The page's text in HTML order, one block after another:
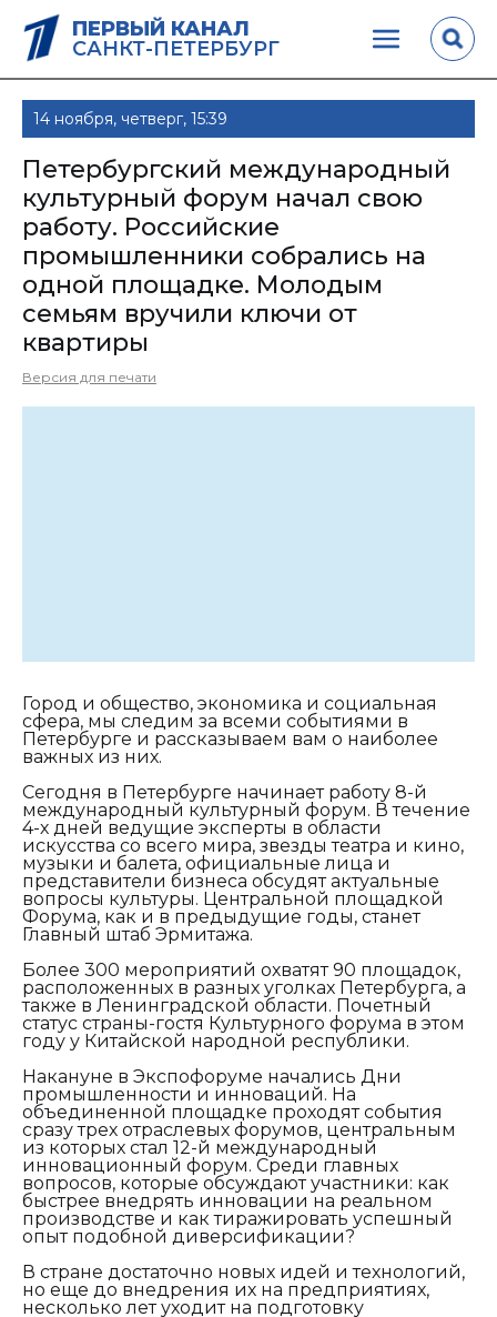
ПЕРВЫЙ КАНАЛ
САНКТ-ПЕТЕРБУРГ
14 ноября, четверг, 15:39
Петербургский международный
культурный форум начал свою
работу. Российские
промышленники собрались на
одной площадке. Молодым
семьям вручили ключи от
квартиры
Версия для печати
Город и общество, экономика и социальная
сфера, мы следим за всеми событиями в
Петербурге и рассказываем вам о наиболее
важных из них.
Сегодня в Петербурге начинает работу 8-й
международный культурный форум. В течение
4-х дней ведущие эксперты в области
искусства со всего мира, звезды театра и кино,
музыки и балета, официальные лица и
представители бизнеса обсудят актуальные
вопросы культуры. Центральной площадкой
Форума, как и в предыдущие годы, станет
Главный штаб Эрмитажа.
Более 300 мероприятий охватят 90 площадок,
расположенных в разных уголках Петербурга, а
также в Ленинградской области. Почетный
статус страны-гостя Культурного форума в этом
году у Китайской народной республики.
Накануне в Экспофоруме начались Дни
промышленности и инноваций. На
объединенной площадке проходят события
сразу трех отраслевых форумов, центральным
из которых стал 12-й международный
инновационный форум. Среди главных
вопросов, которые обсуждают участники: как
быстрее внедрять инновации на реальном
производстве и как тиражировать успешный
опыт подобной диверсификации?
В стране достаточно новых идей и технологий,
но еще до внедрения их на предприятиях,
несколько лет уходит на подготовку